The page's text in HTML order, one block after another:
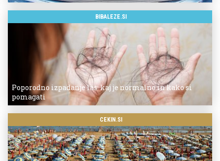
BIBALEZE.SI
Poporodno izpadanje las: kaj je normalno in kako si
pomagati
CEKIN.SI